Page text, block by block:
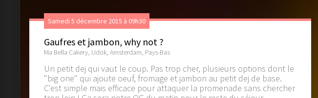
Samedi 5 décembre 2015 à 09h30
Gaufres et jambon, why not ?
Ma Bella Cakery, IJdok, Amsterdam, Pays-Bas
Un petit dej qui vaut le coup. Pas trop cher, plusieurs options dont le
"big one" qui ajoute oeuf, fromage et jambon au petit dej de base.
C'est simple mais efficace pour attaquer la promenade sans chercher